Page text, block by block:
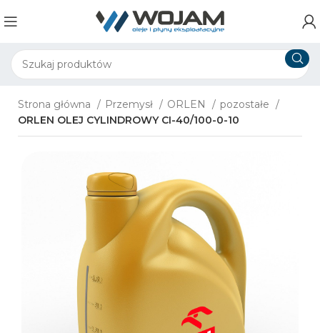
Strona główna Przemysł ORLEN
pozostałe
ORLEN OLEJ CYLINDROWY CI-40/100-0-10